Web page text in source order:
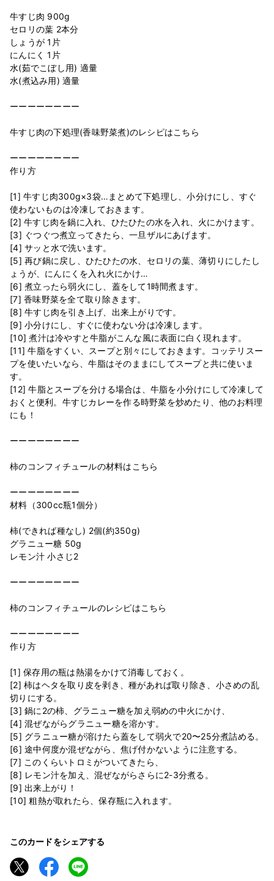
牛すじ肉 900g
セロリの葉 2本分
しょうが 1片
にんにく 1片
水(茹でこぼし用) 適量
水(煮込み用) 適量
ーーーーーーーー
牛すじ肉の下処理(香味野菜煮)のレシピはこちら
ーーーーーーーー
作り方
[1] 牛すじ肉300g×3袋…まとめて下処理し、小分けにし、すぐ
使わないものは冷凍しておきます。
[2] 牛すじ肉を鍋に入れ、ひたひたの水を入れ、火にかけます。
[3] ぐつぐつ煮立ってきたら、一旦ザルにあげます。
[4] サッと水で洗います。
[5] 再び鍋に戻し、ひたひたの水、セロリの葉、薄切りにしたし
ょうが、にんにくを入れ火にかけ…
[6] 煮立ったら弱火にし、蓋をして1時間煮ます。
[7] 香味野菜を全て取り除きます。
[8] 牛すじ肉を引き上げ、出来上がりです。
[9] 小分けにし、すぐに使わない分は冷凍します。
[10] 煮汁は冷やすと牛脂がこんな風に表面に白く現れます。
[11] 牛脂をすくい、スープと別々にしておきます。コッテリスー
プを使いたいなら、牛脂はそのままにしてスープと共に使いま
す。
[12] 牛脂とスープを分ける場合は、牛脂を小分けにして冷凍して
おくと便利。牛すじカレーを作る時野菜を炒めたり、他のお料理
にも！
ーーーーーーーー
柿のコンフィチュールの材料はこちら
ーーーーーーーー
材料（300cc瓶1個分）
柿(できれば種なし) 2個(約350g)
グラニュー糖 50g
レモン汁 小さじ2
ーーーーーーーー
柿のコンフィチュールのレシピはこちら
ーーーーーーーー
作り方
[1] 保存用の瓶は熱湯をかけて消毒しておく。
[2] 柿はヘタを取り皮を剥き、種があれば取り除き、小さめの乱
切りにする。
[3] 鍋に2の柿、グラニュー糖を加え弱めの中火にかけ、
[4] 混ぜながらグラニュー糖を溶かす。
[5] グラニュー糖が溶けたら蓋をして弱火で20〜25分煮詰める。
[6] 途中何度か混ぜながら、焦げ付かないように注意する。
[7] このくらいトロミがついてきたら、
[8] レモン汁を加え、混ぜながらさらに2-3分煮る。
[9] 出来上がり！
このカードをシェアする